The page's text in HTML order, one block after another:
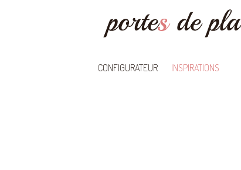
CONFIGURATEUR INSPIRATIONS